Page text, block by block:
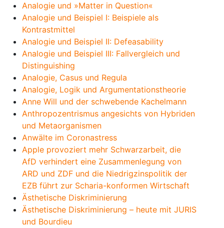
Analogie und »Matter in Question«
Analogie und Beispiel I: Beispiele als
Kontrastmittel
Analogie und Beispiel II: Defeasability
Analogie und Beispiel III: Fallvergleich und
Distinguishing
Analogie, Casus und Regula
Analogie, Logik und Argumentationstheorie
Anne Will und der schwebende Kachelmann
Anthropozentrismus angesichts von Hybriden
und Metaorganismen
Anwälte im Coronastress
Apple provoziert mehr Schwarzarbeit, die
AfD verhindert eine Zusammenlegung von
ARD und ZDF und die Niedrigzinspolitik der
EZB führt zur Scharia-konformen Wirtschaft
Ästhetische Diskriminierung
Ästhetische Diskriminierung – heute mit JURIS
und Bourdieu